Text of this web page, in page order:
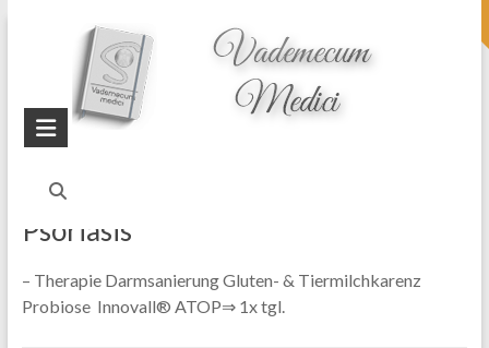
topheader
Startseite
Blog
Indikationen
Psoriasis
– Therapie Darmsanierung Gluten- & Tiermilchkarenz
Probiose Innovall® ATOP⇒ 1x tgl.